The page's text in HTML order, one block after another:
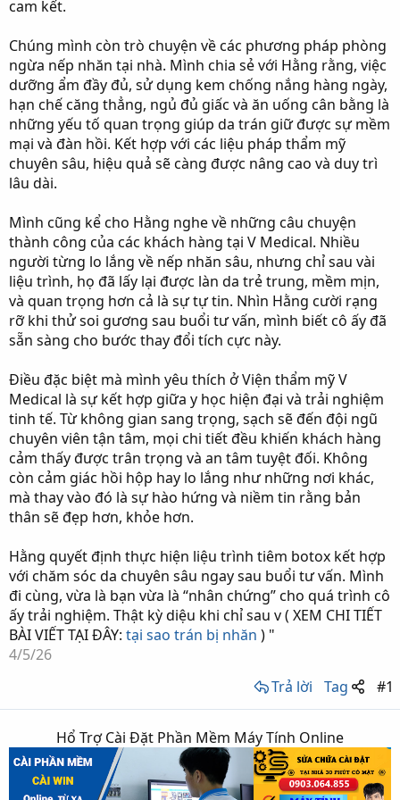
cam kết.
Chúng mình còn trò chuyện về các phương pháp phòng
ngừa nếp nhăn tại nhà. Mình chia sẻ với Hằng rằng, việc
dưỡng ẩm đầy đủ, sử dụng kem chống nắng hàng ngày,
hạn chế căng thẳng, ngủ đủ giấc và ăn uống cân bằng là
những yếu tố quan trọng giúp da trán giữ được sự mềm
mại và đàn hồi. Kết hợp với các liệu pháp thẩm mỹ
chuyên sâu, hiệu quả sẽ càng được nâng cao và duy trì
lâu dài.
Mình cũng kể cho Hằng nghe về những câu chuyện
thành công của các khách hàng tại V Medical. Nhiều
người từng lo lắng về nếp nhăn sâu, nhưng chỉ sau vài
liệu trình, họ đã lấy lại được làn da trẻ trung, mềm mịn,
và quan trọng hơn cả là sự tự tin. Nhìn Hằng cười rạng
rỡ khi thử soi gương sau buổi tư vấn, mình biết cô ấy đã
sẵn sàng cho bước thay đổi tích cực này.
Điều đặc biệt mà mình yêu thích ở Viện thẩm mỹ V
Medical là sự kết hợp giữa y học hiện đại và trải nghiệm
tinh tế. Từ không gian sang trọng, sạch sẽ đến đội ngũ
chuyên viên tận tâm, mọi chi tiết đều khiến khách hàng
cảm thấy được trân trọng và an tâm tuyệt đối. Không
còn cảm giác hồi hộp hay lo lắng như những nơi khác,
mà thay vào đó là sự hào hứng và niềm tin rằng bản
thân sẽ đẹp hơn, khỏe hơn.
Hằng quyết định thực hiện liệu trình tiêm botox kết hợp
với chăm sóc da chuyên sâu ngay sau buổi tư vấn. Mình
đi cùng, vừa là bạn vừa là “nhân chứng” cho quá trình cô
ấy trải nghiệm. Thật kỳ diệu khi chỉ sau v ( XEM CHI TIẾT
BÀI VIẾT TẠI ĐÂY: tại sao trán bị nhăn ) "
4/5/26
Trả lời
Tag #1
Hổ Trợ Cài Đặt Phần Mềm Máy Tính Online